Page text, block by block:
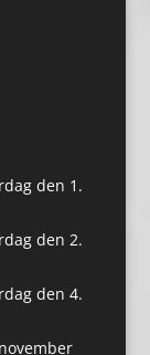
den 1.
den 2.
den 4.